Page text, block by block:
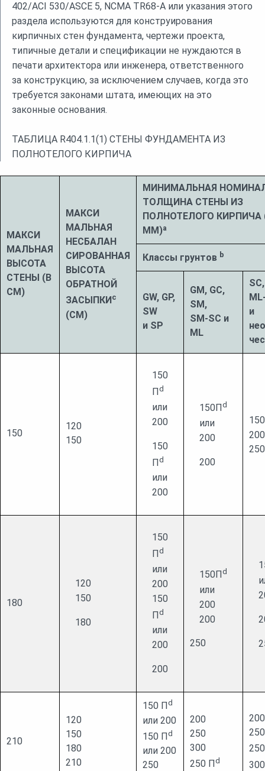
402/ACI 530/ASCE 5, NCMA TR68-A или указания этого
раздела используются для конструирования
кирпичных стен фундамента, чертежи проекта,
типичные детали и спецификации не нуждаются в
печати архитектора или инженера, ответственного
за конструкцию, за исключением случаев, когда это
требуется законами штата, имеющих на это
законные основания.
ТАБЛИЦА R404.1.1(1) СТЕНЫ ФУНДАМЕНТА ИЗ
ПОЛНОТЕЛОГО КИРПИЧА
МАКСИ
МАЛЬНАЯ
ВЫСОТА
СТЕНЫ (В
СМ)
МАКСИ
МАЛЬНАЯ
НЕСБАЛАН
СИРОВАННАЯ
ВЫСОТА
ОБРАТНОЙ
ЗАСЫПКИ с
(СМ)
МИНИМАЛЬНАЯ
ТОЛЩИНА СТЕНЫ ИЗ
ПОЛНОТЕЛОГО КИРПИЧА
ММ)ª
Классы грунтов b
GW, GP,
SW
и SP
GM, GC,
SM,
SM-SC и
ML
и
150
120
150
150
П d
или
200
150
Пd
или
200
150П d
или
200
200
200
250
180
120
150
180
150
П d
или
200
150
Пd
или
200
200
150П d
или
200
200
250
210
120
150
180
210
150 П d
или 200
150 Пd
или 200
250
200
250
300
250 П d
200
250